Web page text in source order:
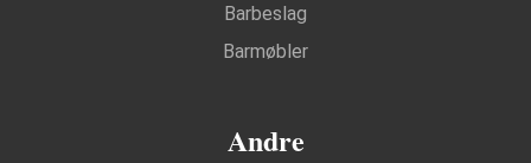
Barbeslag
Barmøbler
Andre